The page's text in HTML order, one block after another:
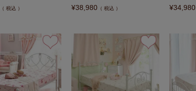
税込
¥38,980 税込
¥34,980